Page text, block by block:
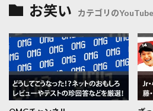
お笑い カテゴリの